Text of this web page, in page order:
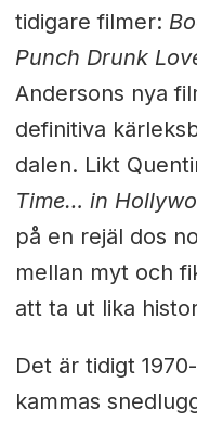
tidigare filmer:
Punch Drunk
Andersons nya
definitiva
dalen. Likt
Time… in
på en rejäl dos
mellan myt och
att ta ut lika
Det är tidigt
kammas